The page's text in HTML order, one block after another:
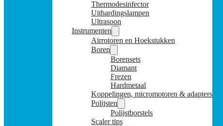
Thermodesinfector
Uithardingslampen
Ultrasoon
Instrumenten
Airrotoren en Hoekstukken
Boren
Borensets
Diamant
Frezen
Hardmetaal
Koppelingen, micromotoren & adapters
Polijsten
Polijstborstels
Scaler tips